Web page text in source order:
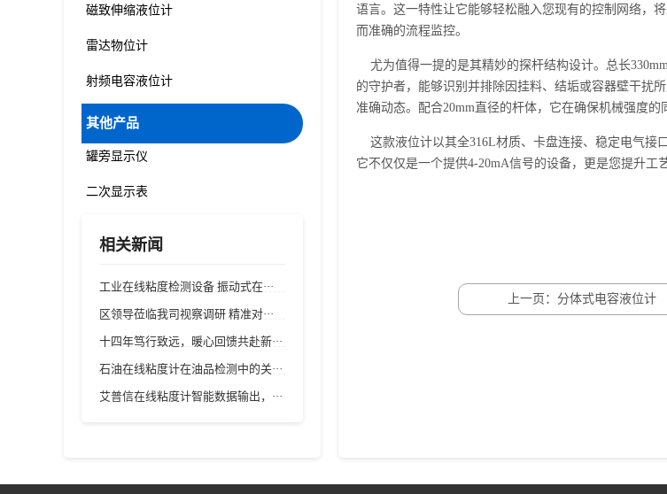
磁致伸缩液位计
雷达物位计
射频电容液位计
其他产品
罐旁显示仪
二次显示表
相关新闻
工业在线粘度检测设备 振动式在···
区领导莅临我司视察调研 精准对···
十四年笃行致远，暖心回馈共赴新···
石油在线粘度计在油品检测中的关···
艾普信在线粘度计智能数据输出，···
语言。这一特性让它能够轻松融入您现有的控制网络，
而准确的流程监控。
尤为值得一提的是其精妙的探杆结构设计。总长
的守护者，能够识别并排除因挂料、结垢或容器壁干扰
准确动态。配合20mm直径的杆体，它在确保机械强度的
这款液位计以其全316L材质、卡盘连接、稳定电气接
它不仅仅是一个提供4-20mA信号的设备，更是您提升工
上一页：分体式电容液位计